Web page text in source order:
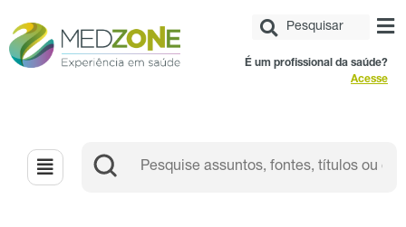
É um profissional da saúde?
Acesse